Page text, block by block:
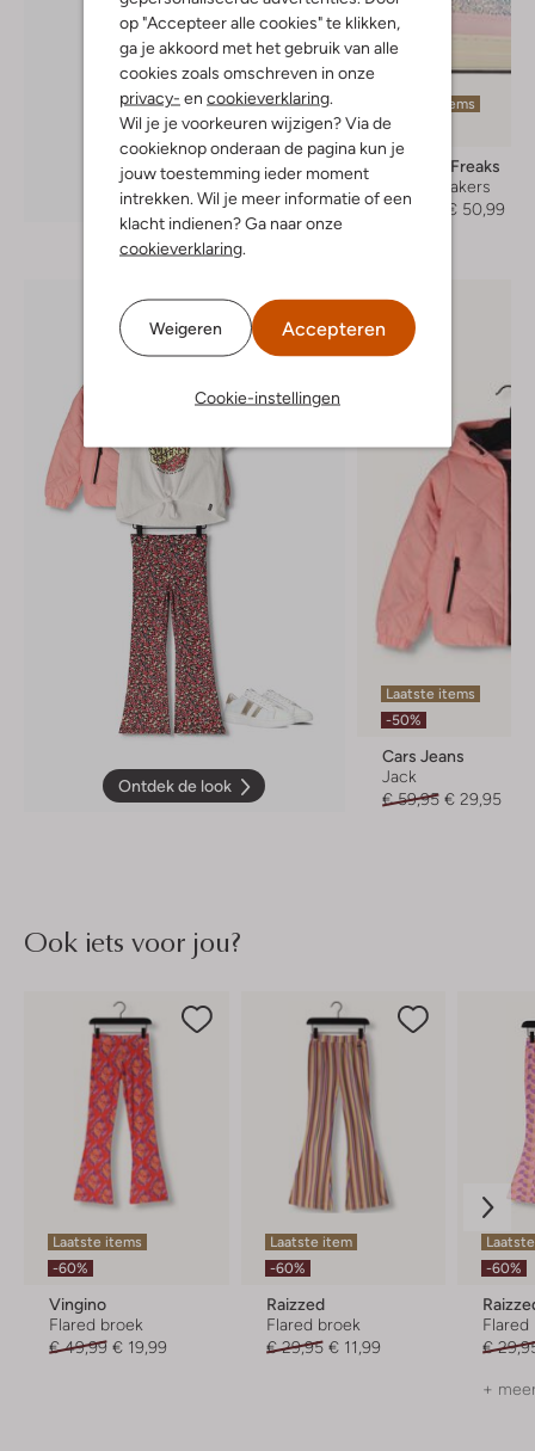
op "Accepteer alle cookies" te klikken,
ga je akkoord met het gebruik van alle
cookies zoals omschreven in onze
privacy- en cookieverklaring.
Wil je je voorkeuren wijzigen? Via de
cookieknop onderaan de pagina kun je
jouw toestemming ieder moment
intrekken. Wil je meer informatie of een
klacht indienen? Ga naar onze
cookieverklaring.
Weigeren Accepteren
Cookie-instellingen
Ontdek de look
Laatste items
-40%
Jochie & Freaks
Lage sneakers
€ 84,95
€ 50,99
Ontdek de look
Laatste items
-50%
Cars Jeans
Jack
€ 59,95 € 29,95
Ook iets voor jou?
Laatste items
-60%
Vingino
Flared broek
€ 49,99 € 19,99
Laatste item
-60%
Raizzed
Flared broek
€ 29,95 € 11,99
-60%
Flared
€
+